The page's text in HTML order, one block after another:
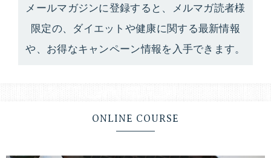
メールマガジンに登録すると、メルマガ読者様
限定の、ダイエットや健康に関する最新情報
や、お得なキャンペーン情報を入手できます。
ONLINE COURSE